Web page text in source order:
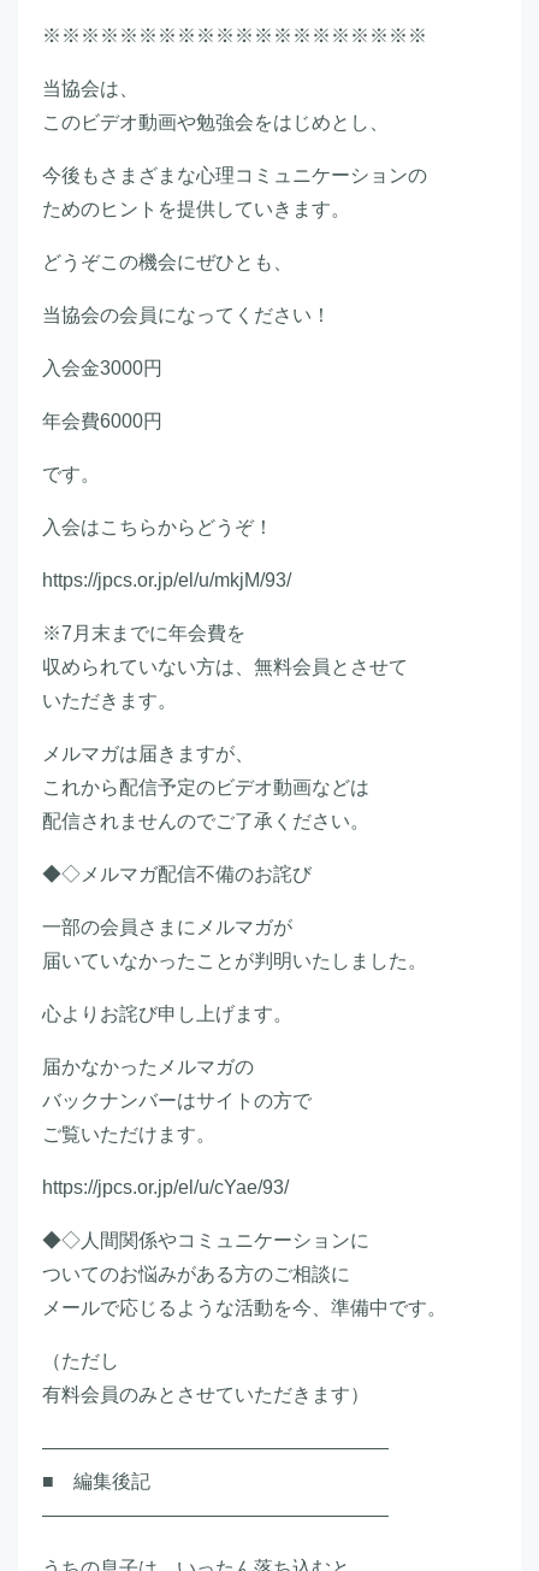
※※※※※※※※※※※※※※※※※※※※
当協会は、
このビデオ動画や勉強会をはじめとし、
今後もさまざまな心理コミュニケーションの
ためのヒントを提供していきます。
どうぞこの機会にぜひとも、
当協会の会員になってください！
入会金3000円
年会費6000円
です。
入会はこちらからどうぞ！
https://jpcs.or.jp/el/u/mkjM/93/
※7月末までに年会費を
収められていない方は、無料会員とさせて
いただきます。
メルマガは届きますが、
これから配信予定のビデオ動画などは
配信されませんのでご了承ください。
◆◇メルマガ配信不備のお詫び
一部の会員さまにメルマガが
届いていなかったことが判明いたしました。
心よりお詫び申し上げます。
届かなかったメルマガの
バックナンバーはサイトの方で
ご覧いただけます。
https://jpcs.or.jp/el/u/cYae/93/
◆◇人間関係やコミュニケーションに
ついてのお悩みがある方のご相談に
メールで応じるような活動を今、準備中です。
（ただし
有料会員のみとさせていただきます）
――――――――――――――――――
■ 編集後記
――――――――――――――――――